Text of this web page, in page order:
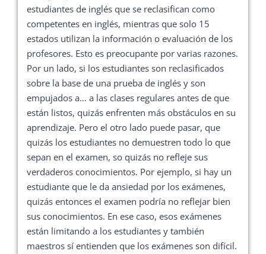
estudiantes de inglés que se reclasifican como
competentes en inglés, mientras que solo 15
estados utilizan la información o evaluación de los
profesores. Esto es preocupante por varias razones.
Por un lado, si los estudiantes son reclasificados
sobre la base de una prueba de inglés y son
empujados a… a las clases regulares antes de que
están listos, quizás enfrenten más obstáculos en su
aprendizaje. Pero el otro lado puede pasar, que
quizás los estudiantes no demuestren todo lo que
sepan en el examen, so quizás no refleje sus
verdaderos conocimientos. Por ejemplo, si hay un
estudiante que le da ansiedad por los exámenes,
quizás entonces el examen podría no reflejar bien
sus conocimientos. En ese caso, esos exámenes
están limitando a los estudiantes y también
maestros sí entienden que los exámenes son difícil.